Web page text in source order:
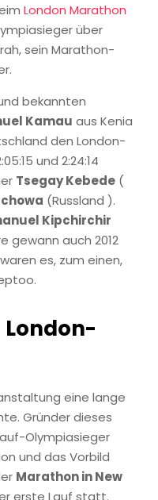
London Marathon
über
sein Marathon-
bekannten
Kamau aus Kenia
den London-
und 2:24:14
Tsegay Kebede (
(Russland ).
Kipchirchir
gewann auch 2012
waren es, zum einen,
eine lange
Gründer dieses
Olympiasieger
und das Vorbild
Marathon in New
erste Lauf statt.